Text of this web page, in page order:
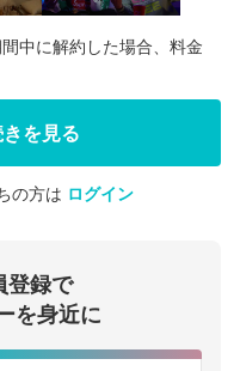
る
中に解約した場合、料金
を見る
の方は ログイン
登録で
を身近に